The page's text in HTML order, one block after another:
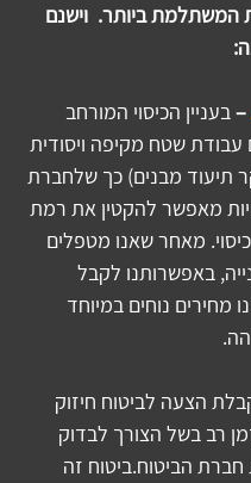
המשתלמת ביותר.  וישנם
– בעניין הכיסוי המורחב
עבודת שטח מקיפה ויסודית
תיעוד מבנים) כך שלחברת
מאפשר להקטין את רמת
מאחר שאנו מטפלים
באפשרותנו לקבל
מחירים נוחים במיוחד
הצעה לביטוח חיזוק
רב בשל הצורך לבדוק
הביטוח.ביטוח זה